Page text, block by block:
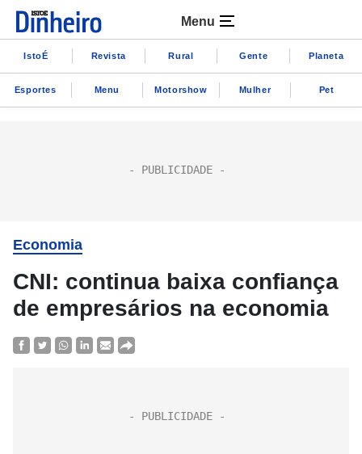
Menu
IstoÉ Revista Rural Gente Planeta
Esportes Menu Motorshow Mulher Pet
Economia
CNI: continua baixa confiança
de empresários na economia